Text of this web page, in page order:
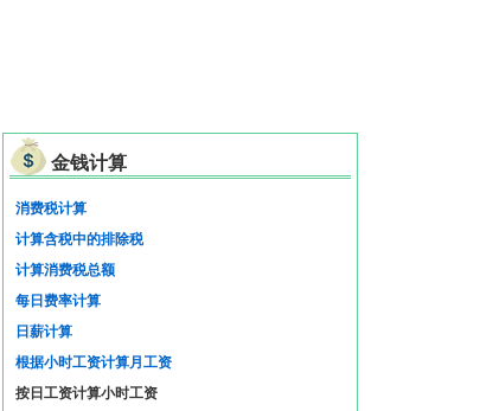
金钱计算
消费税计算
计算含税中的排除税
计算消费税总额
每日费率计算
日薪计算
根据小时工资计算月工资
按日工资计算小时工资